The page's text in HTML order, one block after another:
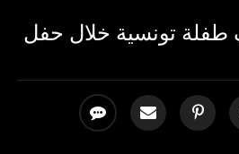
طفلة تونسية خلال حفل